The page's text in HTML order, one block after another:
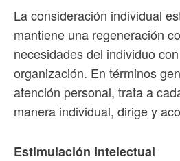
La consideración individual
mantiene una regeneración
necesidades del individuo
organización. En términos
atención personal, trata a
manera individual, dirige y
Estimulación Intelectual